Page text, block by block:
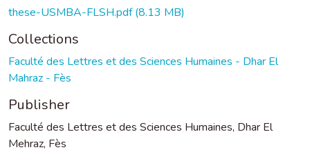
these-USMBA-FLSH.pdf(8.13 MB)
Collections
Faculté des Lettres et des Sciences Humaines - Dhar El
Mahraz - Fès
Publisher
Faculté des Lettres et des Sciences Humaines, Dhar El
Mehraz, Fès